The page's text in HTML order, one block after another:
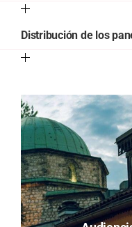
Distribución de los